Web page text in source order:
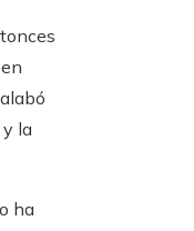
la
ha